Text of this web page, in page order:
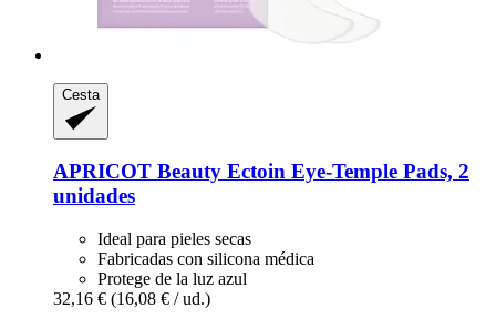
Cesta
APRICOT Beauty Ectoin Eye-​Temple Pads, 2
unidades
Ideal para pieles secas
Fabricadas con silicona médica
Protege de la luz azul
32,16 € (16,08 € / ud.)